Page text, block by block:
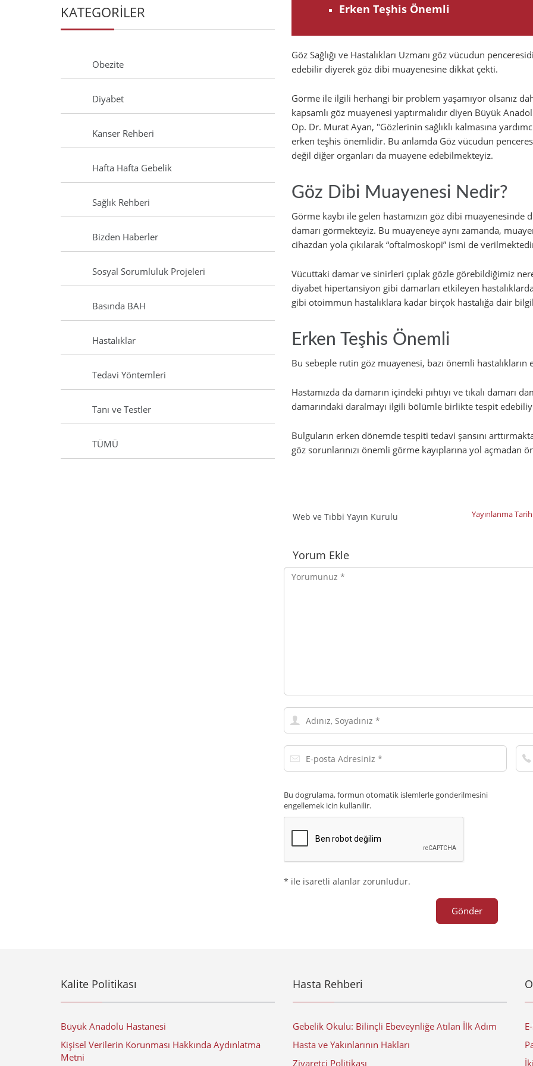
Erken Teşhis Önemli
Göz Sağlığı ve Hastalıkları Uzmanı göz vücudun
edebilir diyerek göz dibi muayenesine dikkat çekti.
Görme ile ilgili herhangi bir problem yaşamıyor olsanız
kapsamlı göz muayenesi yaptırmalıdır diyen Büyük
Op. Dr. Murat Ayan, "Gözlerinin sağlıklı kalmasına
erken teşhis önemlidir. Bu anlamda Göz vücudun
değil diğer organları da muayene edebilmekteyiz.
Göz Dibi Muayenesi Nedir?
Görme kaybı ile gelen hastamızın göz dibi muayenesinde
damarı görmekteyiz. Bu muayeneye aynı zamanda,
cihazdan yola çıkılarak “oftalmoskopi” ismi de
Vücuttaki damar ve sinirleri çıplak gözle görebildiğimiz
diyabet hipertansiyon gibi damarları etkileyen
gibi otoimmun hastalıklara kadar birçok hastalığa dair
Erken Teşhis Önemli
Bu sebeple rutin göz muayenesi, bazı önemli
Hastamızda da damarın içindeki pıhtıyı ve tıkalı damarı
damarındaki daralmayı ilgili bölümle birlikte tespit
Bulguların erken dönemde tespiti tedavi şansını
göz sorunlarınızı önemli görme kayıplarına yol
Web ve Tıbbi Yayın Kurulu Yayınlanma
Yorumlar
Yorum Ekle
Yorumunuz
Adınız,
Soyadınız
E-
posta
Bu dogrulama, formun otomatik islemlerle gonderilmesini
engellemek icin kullanilir.
* ile isaretli alanlar zorunludur.
Gönder
KATEGORİLER
Obezite
Diyabet
Kanser Rehberi
Hafta Hafta Gebelik
Sağlık Rehberi
Bizden Haberler
Sosyal Sorumluluk Projeleri
Basında BAH
Hastalıklar
Tedavi Yöntemleri
Tanı ve Testler
TÜMÜ
Kalite Politikası
Büyük Anadolu Hastanesi
Kişisel Verilerin Korunması Hakkında Aydınlatma
Metni
Hasta Rehberi
Gebelik Okulu: Bilinçli Ebeveynliğe Atılan İlk Adım
Hasta ve Yakınlarının Hakları
Ziyaretçi Politikası